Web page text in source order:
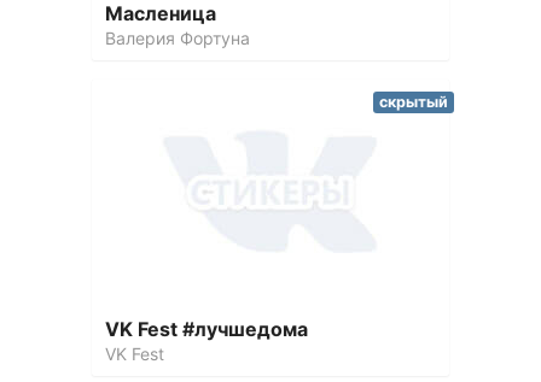
Масленица
Валерия Фортуна
VK Fest #лучшедома
VK Fest
скрытый